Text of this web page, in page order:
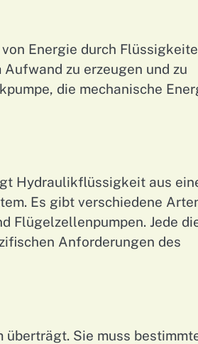
Energie durch
zu erzeugen und zu
die mechanische
Hydraulikflüssigkeit aus
Es gibt verschiedene
Flügelzellenpumpen. Jede
Anforderungen des
Sie muss